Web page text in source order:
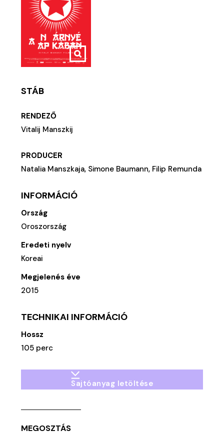
STÁB
RENDEZŐ
Vitalij Manszkij
PRODUCER
Natalia Manszkaja, Simone Baumann, Filip Remunda
INFORMÁCIÓ
Ország
Oroszország
Eredeti nyelv
Koreai
Megjelenés éve
2015
TECHNIKAI INFORMÁCIÓ
Hossz
105 perc
Sajtóanyag letöltése
MEGOSZTÁS